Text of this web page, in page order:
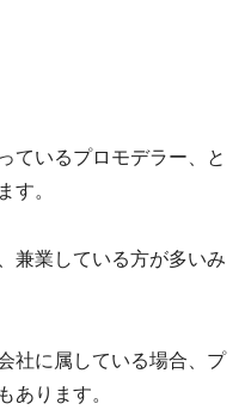
ているプロモデラー、と
す。
兼業している方が多いみ
社に属している場合、プ
あります。